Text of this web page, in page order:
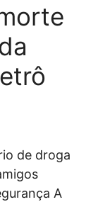
de droga
A